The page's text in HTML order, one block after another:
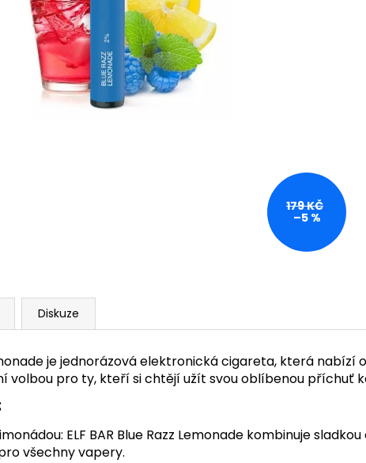
179 KČ
–5 %
Diskuze
je jednorázová elektronická cigareta, která
volbou pro ty, kteří si chtějí užít svou oblíbenou příchuť
ELF BAR Blue Razz Lemonade kombinuje
všechny vapery.
X
LIO POD SUMMER MIX
59 Kč
Původně: